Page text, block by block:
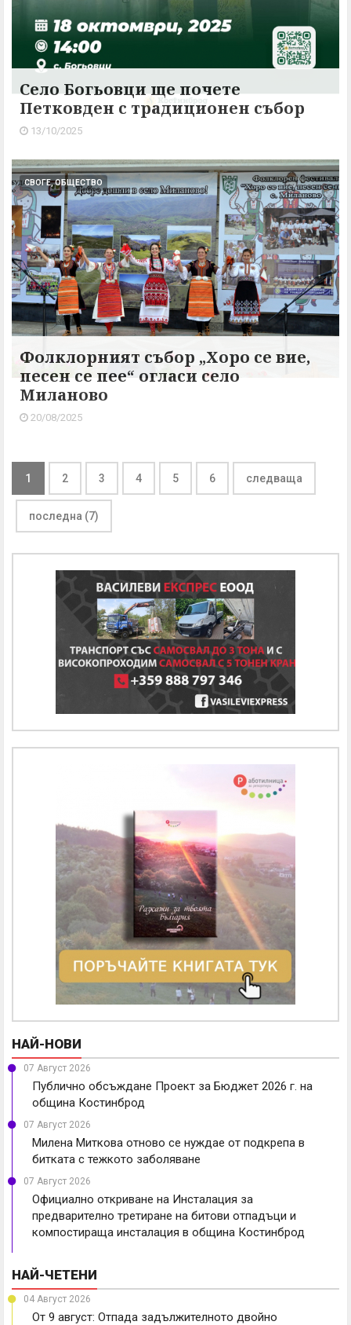
Село Богьовци ще почете
Петковден с традиционен събор
13/10/2025
СВОГЕ, ОБЩЕСТВО
Фолклорният събор „Хоро се вие,
песен се пее“ огласи село
Миланово
20/08/2025
1 2 3 4 5 6 следваща
последна (7)
НАЙ-НОВИ
07 Август 2026
Публично обсъждане Проект за Бюджет 2026 г. на
община Костинброд
07 Август 2026
Милена Миткова отново се нуждае от подкрепа в
битката с тежкото заболяване
07 Август 2026
Официално откриване на Инсталация за
предварително третиране на битови отпадъци и
компостираща инсталация в община Костинброд
НАЙ-ЧЕТЕНИ
04 Август 2026
От 9 август: Отпада задължителното двойно